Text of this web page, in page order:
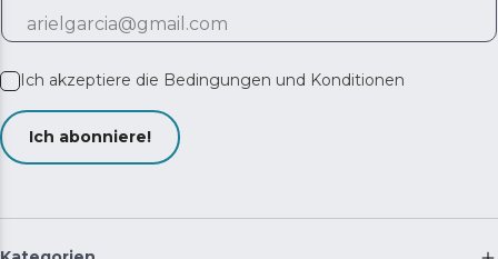
Ich akzeptiere die Bedingungen und Konditionen
Ich abonniere!